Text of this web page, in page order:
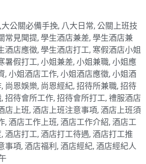
大公關必備手挽, 八大日常, 公關上班技
常見聞提, 學生酒店兼差, 學生酒店兼
酒店應徵, 學生酒店打工, 寒假酒店小姐
暑假打工, 小姐兼差, 小姐兼職, 小姐應
, 小姐酒店工作, 小姐酒店應徵, 小姐酒
, 尚恩娛樂, 尚恩經紀, 招待所兼職, 招待
, 招待會所工作, 招待會所打工, 禮服酒店
店上班, 酒店上班注意事項, 酒店上班須
, 酒店工作上班, 酒店工作介紹, 酒店工
, 酒店打工, 酒店打工待遇, 酒店打工推
事項, 酒店福利 , 酒店經紀, 酒店經紀人